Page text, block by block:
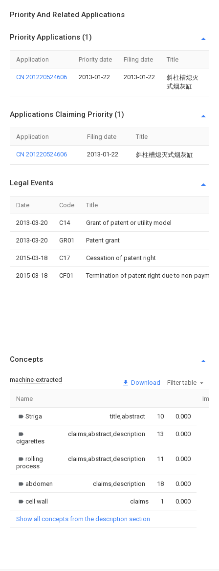
Priority And Related Applications
Priority Applications (1)
Application Priority date Filing date Title
CN 201220524606 2013-01-22 2013-01-22
斜柱槽熄灭
式烟灰缸
Applications Claiming Priority (1)
Application Filing date Title
CN 201220524606 2013-01-22 斜柱槽熄灭式烟灰缸
Legal Events
Date Code Title
2013-03-20 C14 Grant of patent or utility model
2013-03-20 GR01 Patent grant
2015-03-18 C17 Cessation of patent right
2015-03-18 CF01 Termination of patent right due to non-
Concepts
machine-extracted Download Filter table
Name
Striga title,abstract 10 0.000
cigarettes
claims,abstract,description 13 0.000
rolling
process
claims,abstract,description 11 0.000
abdomen claims,description 18 0.000
cell wall claims 1 0.000
Show all concepts from the description section